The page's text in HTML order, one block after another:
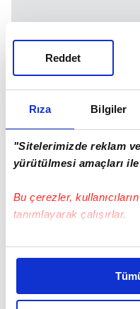
Rıza Bilgiler
"Sitelerimizde reklam
yürütülmesi amaçları
Bu çerezler,
tanımlayarak çalışırlar.
Bu çerezlere izin
daha iyi reklam
amacımızın size daha
Reddet
2020 OCAK AYI